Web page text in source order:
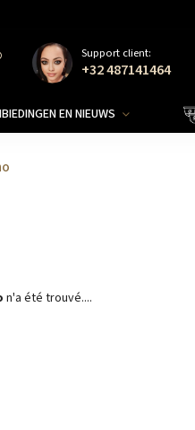
Support client:
+32 487141464
EN NIEUWS
n'a été trouvé....